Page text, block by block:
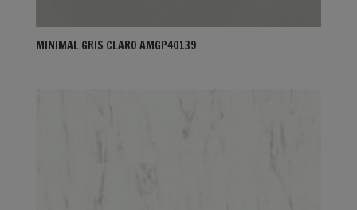
MINIMAL GRIS CLARO AMGP40139